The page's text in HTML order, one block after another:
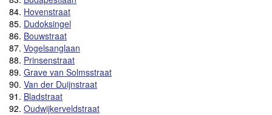
84. Hovenstraat
85. Dudoksingel
86. Bouwstraat
87. Vogelsanglaan
88. Prinsenstraat
89. Grave van Solmsstraat
90. Van der Duijnstraat
91. Bladstraat
92. Oudwijkerveldstraat